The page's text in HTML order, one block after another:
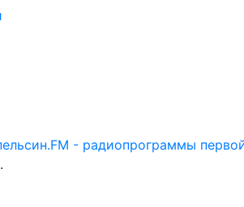
- радиопрограммы
.